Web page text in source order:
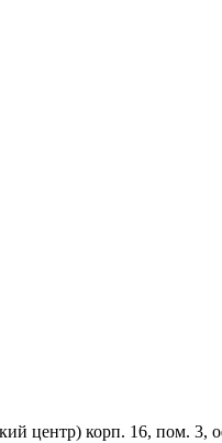
центр) корп. 16, пом. 3,